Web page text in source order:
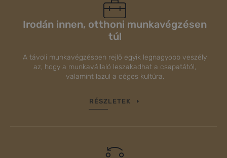
Irodán innen, otthoni munkavégzésen
túl
A távoli munkavégzésben rejlő egyik legnagyobb veszély
az, hogy a munkavállaló leszakadhat a csapatától,
valamint lazul a céges kultúra.
RÉSZLETEK